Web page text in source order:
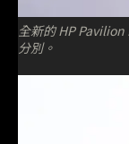
全新的 HP
分別。